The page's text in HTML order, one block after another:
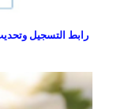
رابط التسجيل